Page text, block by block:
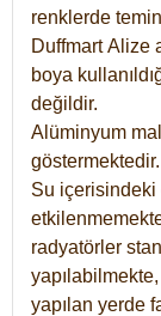
renklerde
DuffmartAlize
boya
değildir.
Alüminyum
göstermektedir.
Su
radyatörler
yapılan yerde